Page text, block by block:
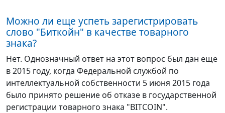
Можно ли еще успеть зарегистрировать
слово "Биткойн" в качестве товарного
знака?
Нет. Однозначный ответ на этот вопрос был дан еще
в 2015 году, когда Федеральной службой по
интеллектуальной собственности 5 июня 2015 года
было принято решение об отказе в государственной
регистрации товарного знака "BITCOIN".